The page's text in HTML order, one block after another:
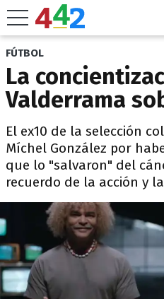
FÚTBOL
La
Valderrama
El ex10 de la selección
Míchel González por
que lo "salvaron" del
recuerdo de la acción y